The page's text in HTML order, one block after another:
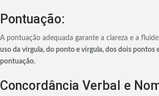
Pontuação:
A pontuação adequada garante a clareza e a
uso da vírgula, do ponto e vírgula, dos dois pontos
pontuação.
Concordância Verbal e